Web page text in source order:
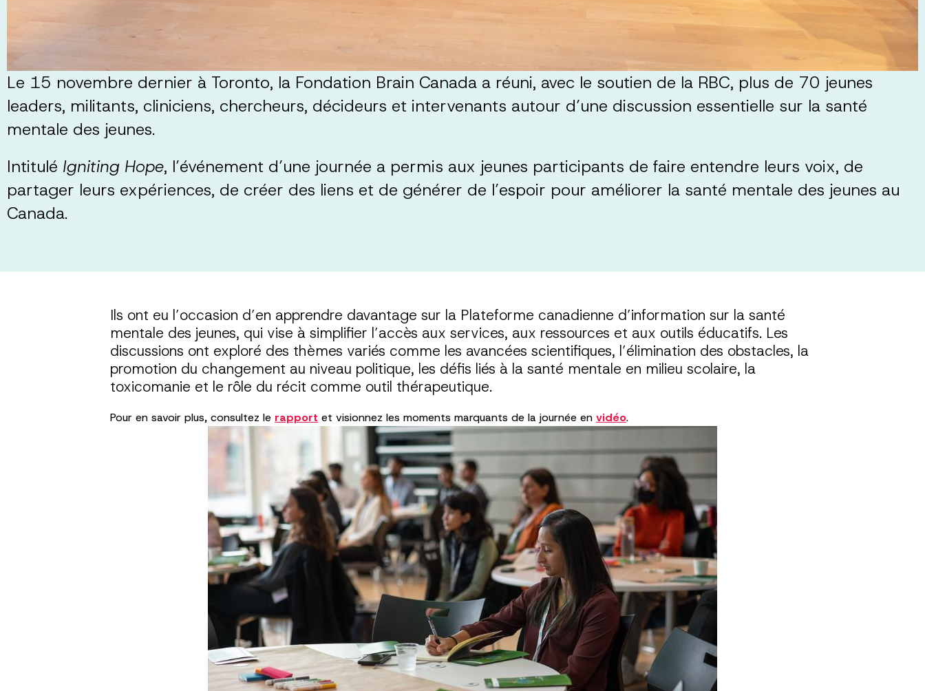
Le 15 novembre dernier à Toronto, la Fondation Brain Canada a réuni, avec le soutien de la RBC, plus de 70 jeunes
leaders, militants, cliniciens, chercheurs, décideurs et intervenants autour d’une discussion essentielle sur la santé
mentale des jeunes.
Intitulé Igniting Hope, l’événement d’une journée a permis aux jeunes participants de faire entendre leurs voix, de
partager leurs expériences, de créer des liens et de générer de l’espoir pour améliorer la santé mentale des jeunes au
Canada.
Ils ont eu l’occasion d’en apprendre davantage sur la Plateforme canadienne d’information sur la santé
mentale des jeunes, qui vise à simplifier l’accès aux services, aux ressources et aux outils éducatifs. Les
discussions ont exploré des thèmes variés comme les avancées scientifiques, l’élimination des obstacles, la
promotion du changement au niveau politique, les défis liés à la santé mentale en milieu scolaire, la
toxicomanie et le rôle du récit comme outil thérapeutique.
Pour en savoir plus, consultez le rapport et visionnez les moments marquants de la journée en vidéo.